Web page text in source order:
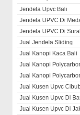
Jendela Upvc Bali
Jendela UPVC Di
Jendela UPVC Di
Jual Jendela Sliding
Jual Kanopi Kaca Bali
Jual Kanopi
Jual Kanopi
Jual Kusen Upvc
Jual Kusen Upvc Di
Jual Kusen Upvc Di